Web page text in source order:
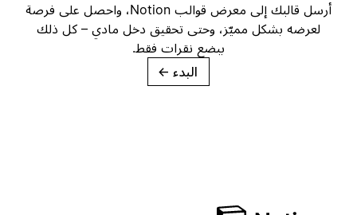
أرسل قالبك إلى معرض قوالب Notion، واحصل على فرصة
لعرضه بشكل مميّز، وحتى تحقيق دخل مادي – كل ذلك
ببضع نقرات فقط.
→